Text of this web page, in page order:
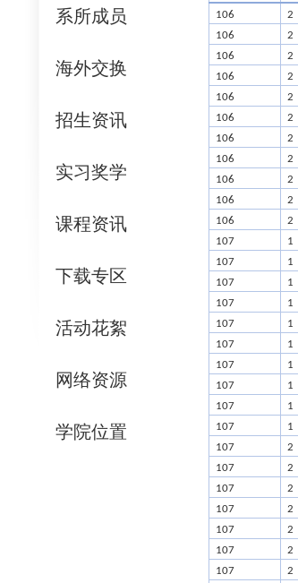
系所成员
海外交换
招生资讯
实习奖学
课程资讯
下载专区
活动花絮
网络资源
学院位置
106 2
106 2
106 2
106 2
106 2
106 2
106 2
106 2
106 2
106 2
106 2
107 1
107 1
107 1
107 1
107 1
107 1
107 1
107 1
107 1
107 1
107 2
107 2
107 2
107 2
107 2
107 2
107 2